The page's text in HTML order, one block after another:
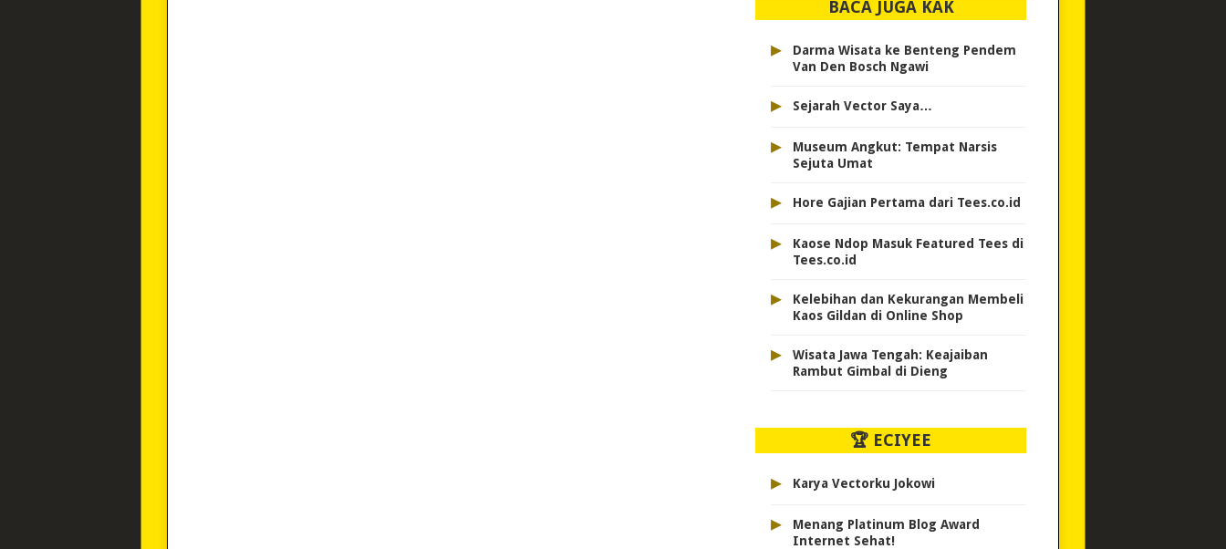
BACA JUGA KAK
▸
Darma Wisata ke Benteng Pendem
Van Den Bosch Ngawi
▸ Sejarah Vector Saya…
▸
Museum Angkut: Tempat Narsis
Sejuta Umat
▸ Hore Gajian Pertama dari Tees.co.id
▸
Kaose Ndop Masuk Featured Tees di
Tees.co.id
▸
Kelebihan dan Kekurangan Membeli
Kaos Gildan di Online Shop
▸
Wisata Jawa Tengah: Keajaiban
Rambut Gimbal di Dieng
🏆 ECIYEE
▸ Karya Vectorku Jokowi
▸
Menang Platinum Blog Award
Internet Sehat!